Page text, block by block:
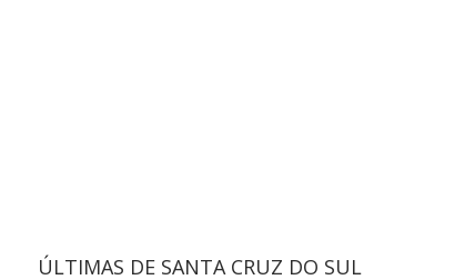
ÚLTIMAS DE SANTA CRUZ DO SUL